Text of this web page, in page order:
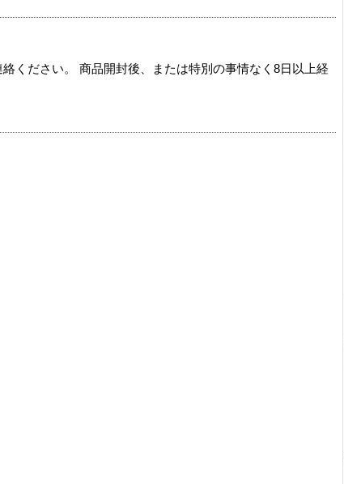
ください。 商品開封後、または特別の事情なく8日以上経